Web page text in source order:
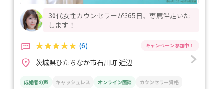
30代女性カウンセラーが365日、専属伴走いた
します！
(6)
茨城県ひたちなか市石川町 近辺
成婚者の声 キャッシュレス オンライン面談 カウンセラー資格